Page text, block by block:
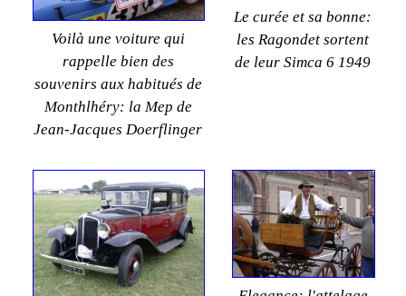
Voilà une voiture qui
rappelle bien des
souvenirs aux habitués de
Monthlhéry: la Mep de
Jean-Jacques Doerflinger
Le curée et sa bonne:
les Ragondet sortent
de leur Simca 6 1949